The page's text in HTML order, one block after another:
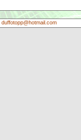
duffotopp@hotmail.com